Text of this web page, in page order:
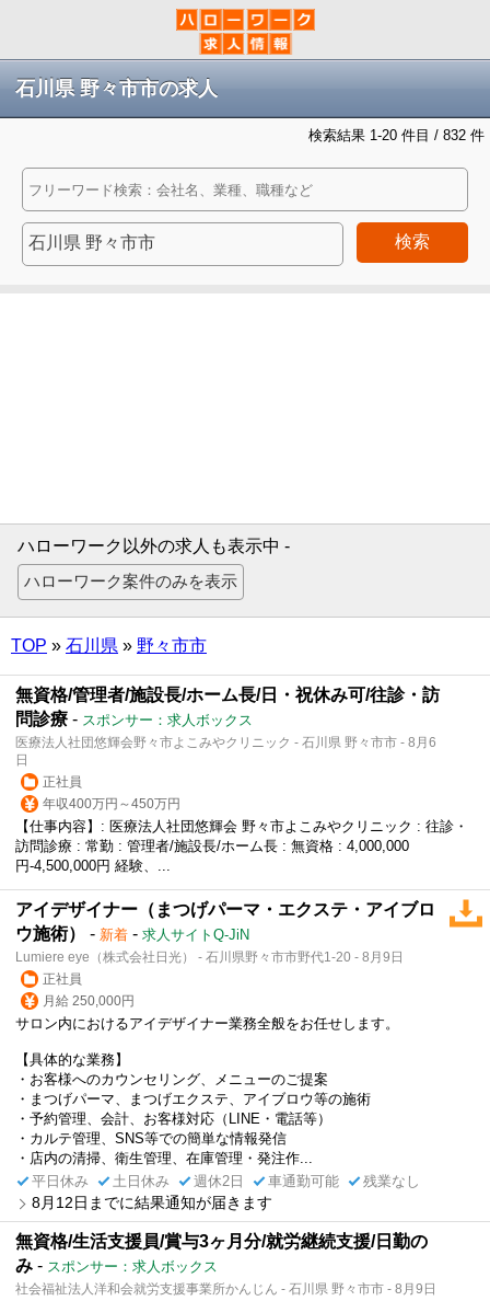
石川県 野々市市の求人
検索結果 1-20 件目 / 832 件
検索
ハローワーク以外の求人も表示中 -
TOP » 石川県 » 野々市市
無資格/管理者/施設長/ホーム長/日・祝休み可/往診・訪
問診療 - スポンサー：求人ボックス
医療法人社団悠輝会野々市よこみやクリニック - 石川県 野々市市 - 8月6
日
正社員
年収400万円～450万円
【仕事内容】: 医療法人社団悠輝会 野々市よこみやクリニック : 往診・
訪問診療 : 常勤 : 管理者/施設長/ホーム長 : 無資格 : 4,000,000
円-4,500,000円 経験、...
アイデザイナー（まつげパーマ・エクステ・アイブロ
ウ施術）
- 新着 - 求人サイトQ-JiN
Lumiere eye（株式会社日光） - 石川県野々市市野代1-20 - 8月9日
正社員
月給 250,000円
サロン内におけるアイデザイナー業務全般をお任せします。
【具体的な業務】
・お客様へのカウンセリング、メニューのご提案
・まつげパーマ、まつげエクステ、アイブロウ等の施術
・予約管理、会計、お客様対応（LINE・電話等）
・カルテ管理、SNS等での簡単な情報発信
・店内の清掃、衛生管理、在庫管理・発注作...
平日休み
土日休み 週休2日 車通勤可能 残業なし
8月12日までに結果通知が届きます
無資格/生活支援員/賞与3ヶ月分/就労継続支援/日勤の
み - スポンサー：求人ボックス
社会福祉法人洋和会就労支援事業所かんじん - 石川県 野々市市 - 8月9日